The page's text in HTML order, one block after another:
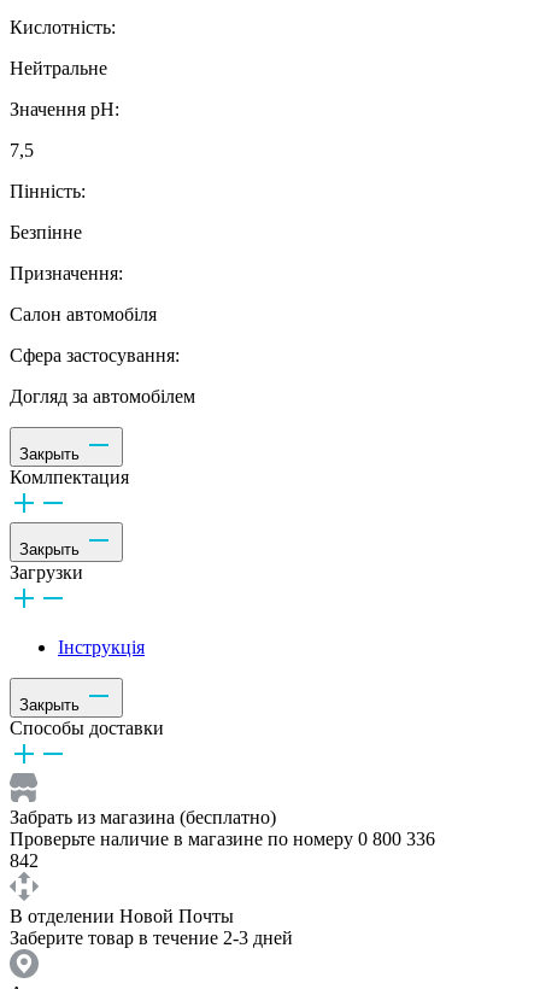
Кислотність:
Нейтральне
Значення рН:
7,5
Пінність:
Безпінне
Призначення:
Салон автомобіля
Сфера застосування:
Догляд за автомобілем
Закрыть
Комлпектация
Закрыть
Загрузки
Інструкція
Закрыть
Способы доставки
Забрать из магазина (бесплатно)
Проверьте наличие в магазине по номеру 0 800 336
842
В отделении Новой Почты
Заберите товар в течение 2-3 дней